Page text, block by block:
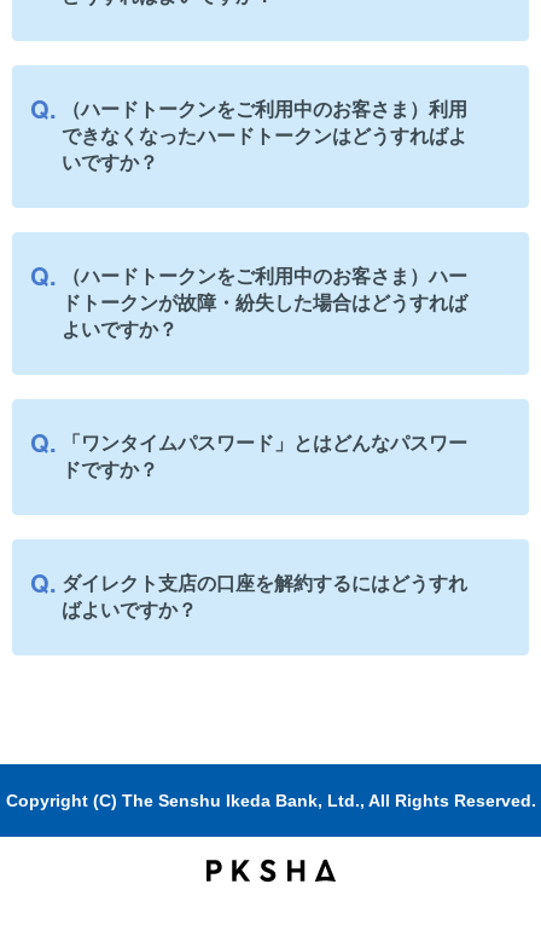
（ハードトークンをご利用中のお客さま）利用
できなくなったハードトークンはどうすればよ
いですか？
（ハードトークンをご利用中のお客さま）ハー
ドトークンが故障・紛失した場合はどうすれば
よいですか？
「ワンタイムパスワード」とはどんなパスワー
ドですか？
ダイレクト支店の口座を解約するにはどうすれ
ばよいですか？
Copyright (C) The Senshu Ikeda Bank, Ltd., All Rights Reserved.